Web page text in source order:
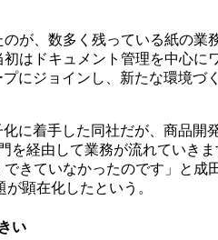
が、数多く残っている紙の
はドキュメント管理を中心
にジョインし、新たな環境
に着手した同社だが、商品
経由して業務が流れていきま
きていなかったのです」と成
が顕在化したという。
い